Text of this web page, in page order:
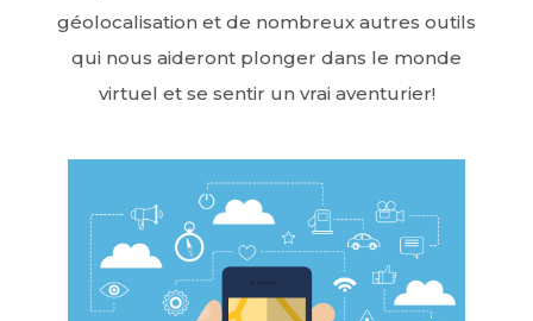
géolocalisation et de nombreux autres outils
qui nous aideront plonger dans le monde
virtuel et se sentir un vrai aventurier!